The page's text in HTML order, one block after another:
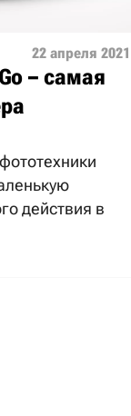
22 апреля 2021
– самая
действия в